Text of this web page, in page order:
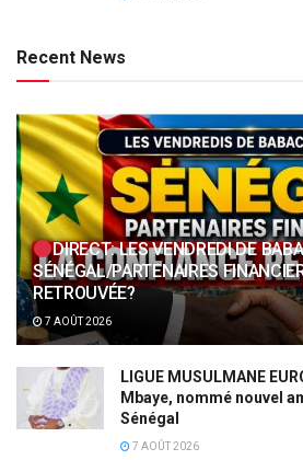
Recent News
DIRECT: LES VENDREDI DE
SÉNÉGAL/PARTENAIRES
RETROUVÉE?
7 AOÛT 2026
LIGUE MUSULMANE
Mbaye, nommé nouvel
Sénégal
7 AOÛT 2026